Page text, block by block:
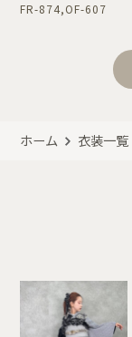
FR-874,OF-607
ホーム 衣装一覧